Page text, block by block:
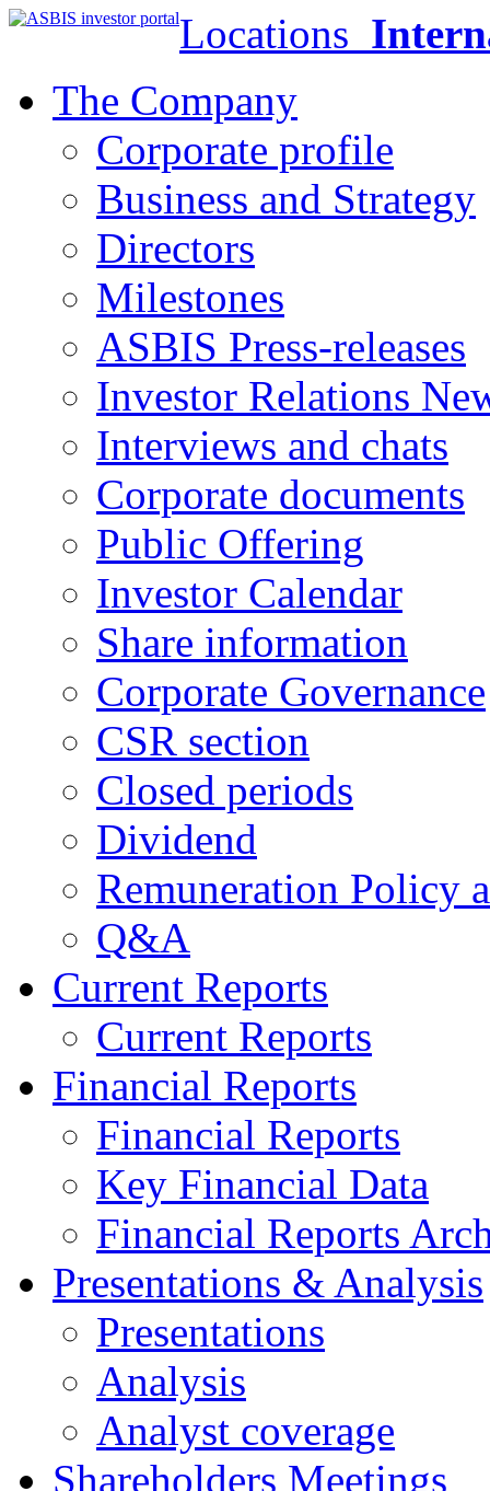
Locations
The Company
Corporate profile
Business and Strategy
Directors
Milestones
ASBIS Press-releases
Investor Relations
Interviews and chats
Corporate documents
Public Offering
Investor Calendar
Share information
Corporate Governance
CSR section
Closed periods
Dividend
Remuneration Policy
Q&A
Current Reports
Current Reports
Financial Reports
Financial Reports
Key Financial Data
Financial Reports
Presentations & Analysis
Presentations
Analysis
Analyst coverage
Shareholders Meetings